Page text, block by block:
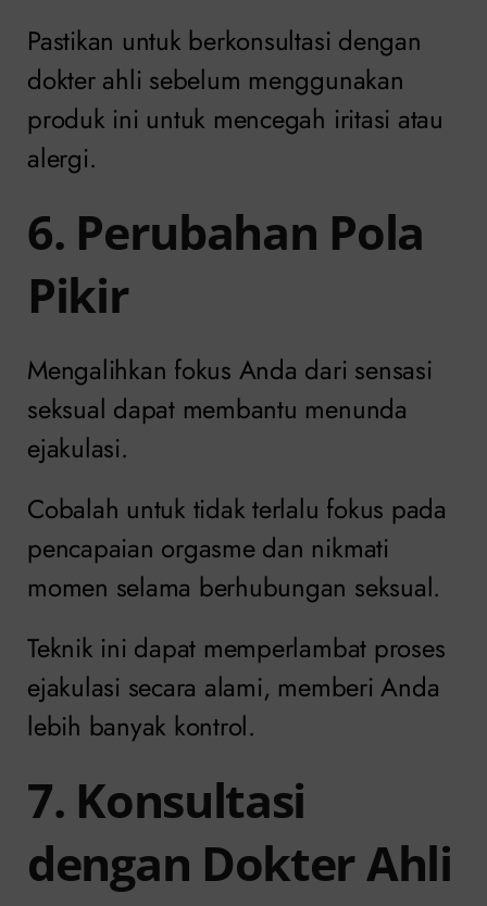
Pastikan untuk berkonsultasi dengan
dokter ahli sebelum menggunakan
produk ini untuk mencegah iritasi atau
alergi.
6. Perubahan Pola
Pikir
Mengalihkan fokus Anda dari sensasi
seksual dapat membantu menunda
ejakulasi.
Cobalah untuk tidak terlalu fokus pada
pencapaian orgasme dan nikmati
momen selama berhubungan seksual.
Teknik ini dapat memperlambat proses
ejakulasi secara alami, memberi Anda
lebih banyak kontrol.
7. Konsultasi
dengan Dokter Ahli